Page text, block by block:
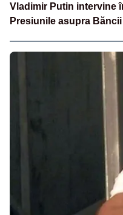
Vladimir Putin intervine
Presiunile asupra